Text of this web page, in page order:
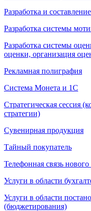
Разработка и
Разработка системы
Разработка системы
оценки, организация
Рекламная полиграфия
Система Монета и 1С
Стратегическая сессия
стратегии)
Сувенирная продукция
Тайный покупатель
Телефонная связь
Услуги в области
Услуги в области
(бюджетирования)